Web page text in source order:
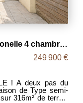
Maison Valenciennes Secteur Rhonelle 4 chambres 123 m2
249 900 €
! A deux pas du
de Type semi-
316m² de terrain